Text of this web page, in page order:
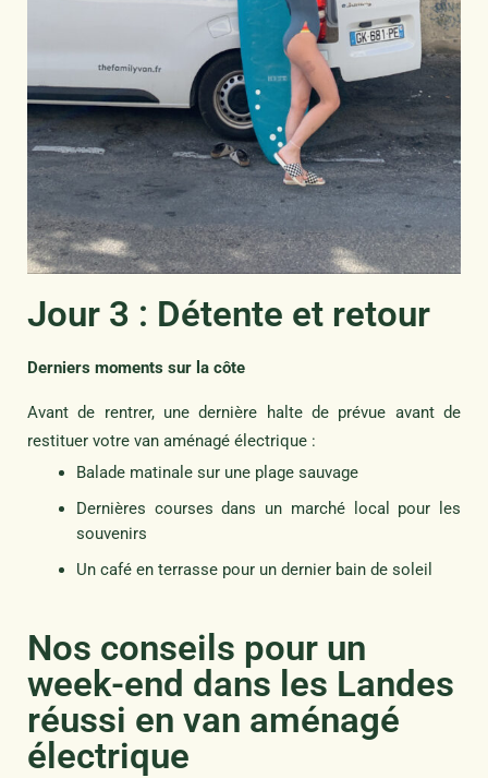
Jour 3 : Détente et retour
Derniers moments sur la côte
Avant de rentrer, une dernière halte de prévue avant de
restituer votre van aménagé électrique :
Balade matinale sur une plage sauvage
Dernières courses dans un marché local pour les
souvenirs
Un café en terrasse pour un dernier bain de soleil
Nos conseils pour un
week-end dans les Landes
réussi en van aménagé
électrique